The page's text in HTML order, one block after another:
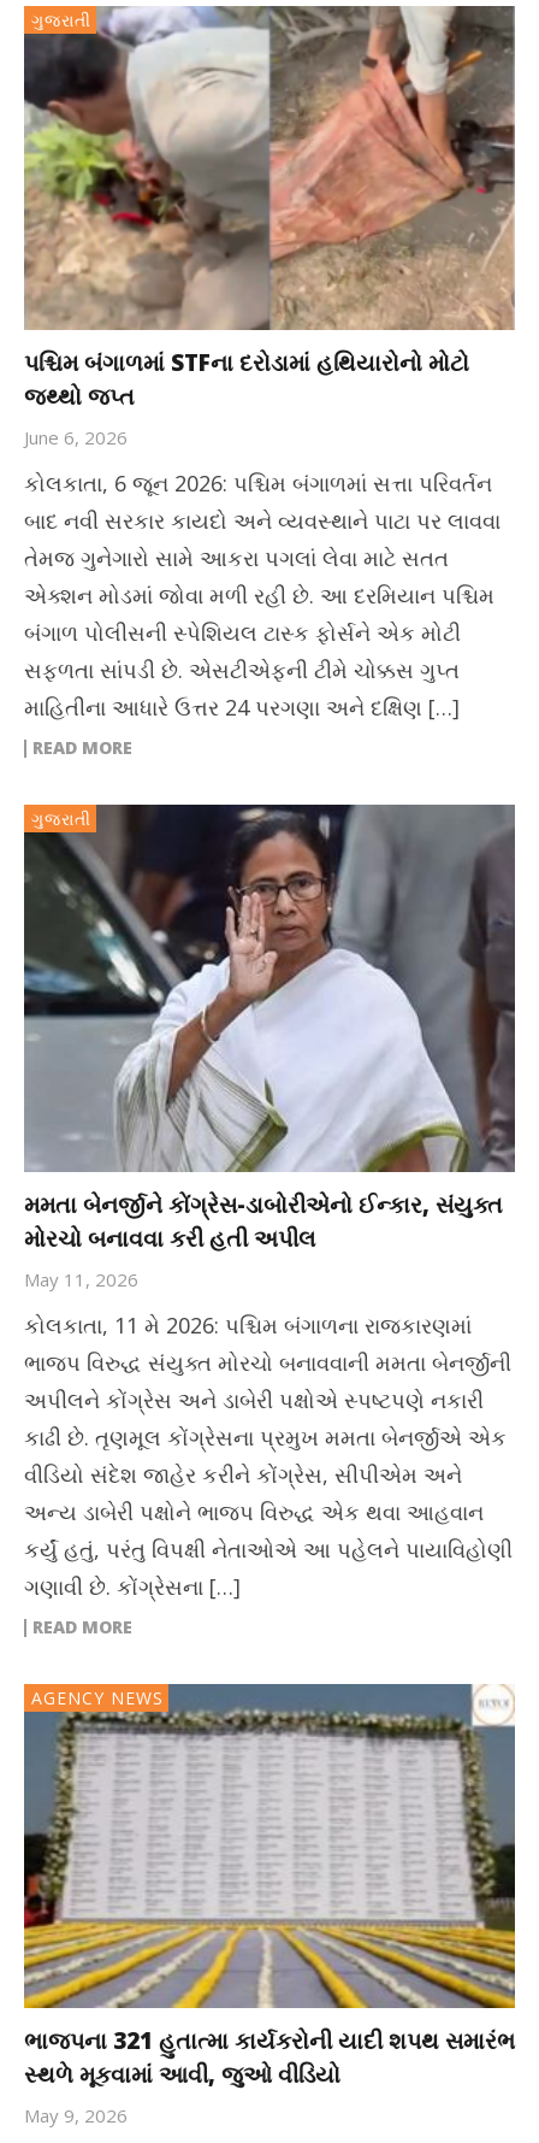
ગુજરાતી
પશ્ચિમ બંગાળમાં STFના દરોડામાં હથિયારોનો મોટો
જથ્થો જપ્ત
June 6, 2026
કોલકાતા, 6 જૂન 2026: પશ્ચિમ બંગાળમાં સત્તા પરિવર્તન
બાદ નવી સરકાર કાયદો અને વ્યવસ્થાને પાટા પર લાવવા
તેમજ ગુનેગારો સામે આકરા પગલાં લેવા માટે સતત
એક્શન મોડમાં જોવા મળી રહી છે. આ દરમિયાન પશ્ચિમ
બંગાળ પોલીસની સ્પેશિયલ ટાસ્ક ફોર્સને એક મોટી
સફળતા સાંપડી છે. એસટીએફની ટીમે ચોક્કસ ગુપ્ત
માહિતીના આધારે ઉત્તર 24 પરગણા અને દક્ષિણ […]
READ MORE
ગુજરાતી
મમતા બેનર્જીને કોંગ્રેસ-ડાબોરીએનો ઈન્કાર, સંયુક્ત
મોરચો બનાવવા કરી હતી અપીલ
May 11, 2026
કોલકાતા, 11 મે 2026: પશ્ચિમ બંગાળના રાજકારણમાં
ભાજપ વિરુદ્ધ સંયુક્ત મોરચો બનાવવાની મમતા બેનર્જીની
અપીલને કોંગ્રેસ અને ડાબેરી પક્ષોએ સ્પષ્ટપણે નકારી
કાઢી છે. તૃણમૂલ કોંગ્રેસના પ્રમુખ મમતા બેનર્જીએ એક
વીડિયો સંદેશ જાહેર કરીને કોંગ્રેસ, સીપીએમ અને
અન્ય ડાબેરી પક્ષોને ભાજપ વિરુદ્ધ એક થવા આહવાન
કર્યું હતું, પરંતુ વિપક્ષી નેતાઓએ આ પહેલને પાયાવિહોણી
ગણાવી છે. કોંગ્રેસના […]
READ MORE
AGENCY NEWS
ભાજપના 321 હુતાત્મા કાર્યકરોની યાદી શપથ સમારંભ
સ્થળે મૂકવામાં આવી, જુઓ વીડિયો
May 9, 2026